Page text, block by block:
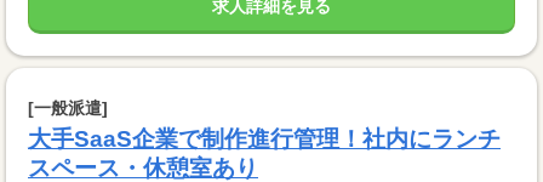
求人詳細を見る
[一般派遣]
大手SaaS企業で制作進行管理！社内にランチ
スペース・休憩室あり